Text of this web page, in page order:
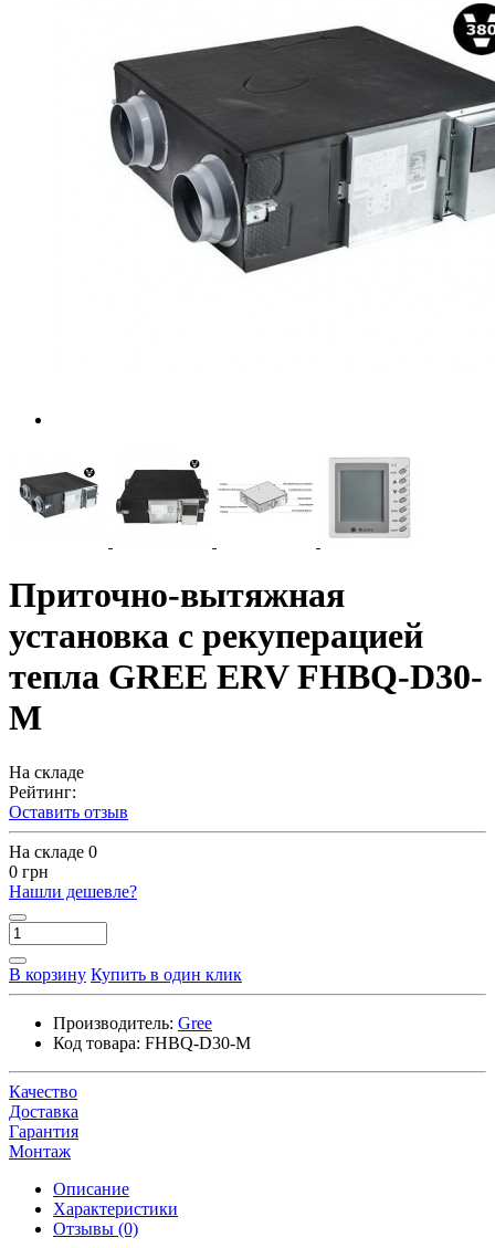
Приточно-вытяжная
установка с рекуперацией
тепла GREE ERV FHBQ-D30-
M
На складе
Рейтинг:
Оставить отзыв
На складе 0
0 грн
Нашли дешевле?
В корзину Купить в один клик
Производитель: Gree
Код товара: FHBQ-D30-M
Качество
Доставка
Гарантия
Монтаж
Описание
Характеристики
Отзывы (0)